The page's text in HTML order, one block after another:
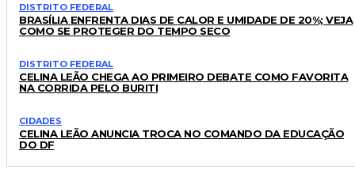
DISTRITO FEDERAL
BRASÍLIA ENFRENTA DIAS DE CALOR E UMIDADE DE 20%; VEJA
COMO SE PROTEGER DO TEMPO SECO
DISTRITO FEDERAL
CELINA LEÃO CHEGA AO PRIMEIRO DEBATE COMO FAVORITA
NA CORRIDA PELO BURITI
CIDADES
CELINA LEÃO ANUNCIA TROCA NO COMANDO DA EDUCAÇÃO
DO DF